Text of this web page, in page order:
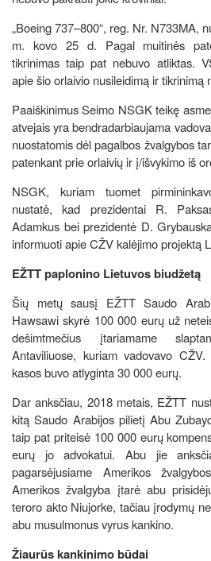
„Boeing 737–800“, reg. Nr. N733MA,
m. kovo 25 d. Pagal muitinės
tikrinimas taip pat nebuvo atliktas.
apie šio orlaivio nusileidimą ir tikrinimą
Paaiškinimus Seimo NSGK teikę
atvejais yra bendradarbiaujama
nuostatomis dėl pagalbos žvalgybos
patenkant prie orlaivių ir į/išvykimo iš
NSGK, kuriam tuomet
nustatė, kad prezidentai R.
Adamkus bei prezidentė D.
informuoti apie CŽV kalėjimo projektą
EŽTT paplonino Lietuvos biudžetą
Šių metų sausį EŽTT Saudo
Hawsawi skyrė 100 000 eurų už
dešimtmečius įtariamame
Antaviliuose, kuriam vadovavo
kasos buvo atlyginta 30 000 eurų.
Dar anksčiau, 2018 metais, EŽTT
kitą Saudo Arabijos pilietį Abu
taip pat priteisė 100 000 eurų
eurų jo advokatui. Abu jie
pagarsėjusiame Amerikos
Amerikos žvalgyba įtarė abu
teroro akto Niujorke, tačiau įrodymų
abu musulmonus vyrus kankino.
Žiaurūs kankinimo būdai